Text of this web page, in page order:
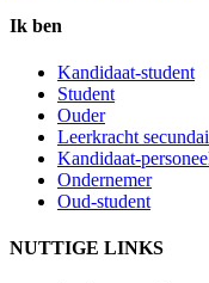
Ik ben
Kandidaat-student
Student
Ouder
Leerkracht
Kandidaat-
Ondernemer
Oud-student
NUTTIGE LINKS